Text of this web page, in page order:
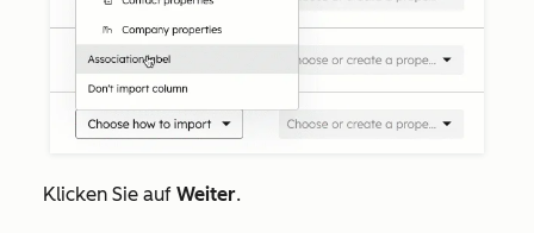
Klicken Sie auf Weiter.